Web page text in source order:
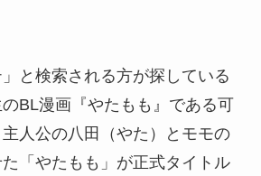
と検索される方が探している
BL漫画『やたもも』である可
人公の八田（やた）とモモの
「やたもも」が正式タイトル